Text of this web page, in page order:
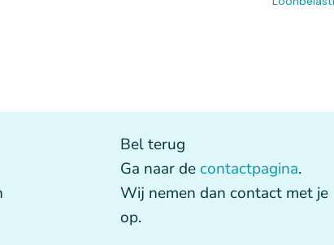
Bel terug
Ga naar de contactpagina.
Wij nemen dan contact met je
op.